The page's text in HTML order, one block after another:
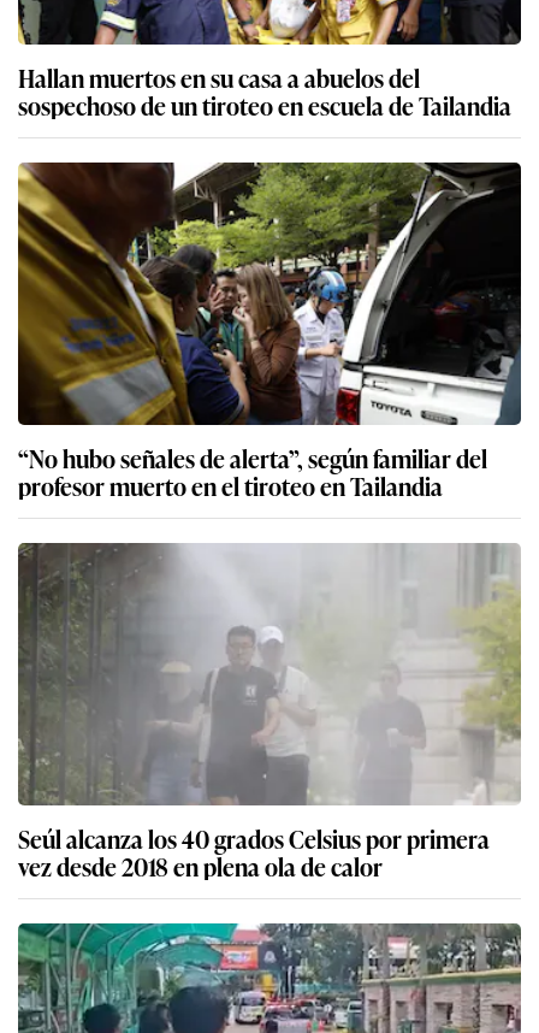
Hallan muertos en su casa a abuelos del
sospechoso de un tiroteo en escuela de Tailandia
“No hubo señales de alerta”, según familiar del
profesor muerto en el tiroteo en Tailandia
Seúl alcanza los 40 grados Celsius por primera
vez desde 2018 en plena ola de calor